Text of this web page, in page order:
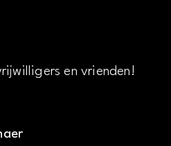
en vrienden!